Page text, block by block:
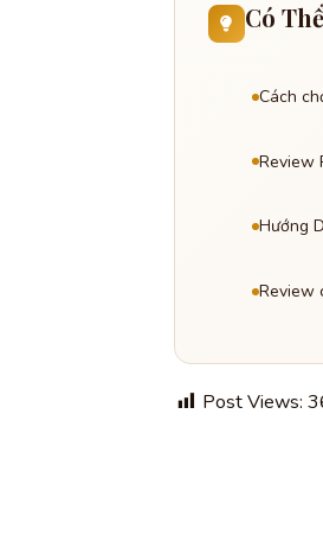
Có
Cách
Review
Hướng
Review
Post Views: